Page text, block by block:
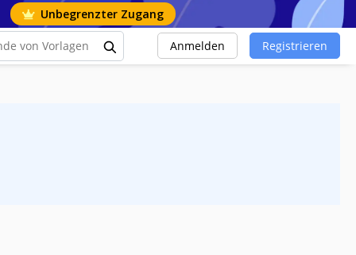
Unbegrenzter Zugang
Anmelden Registrieren